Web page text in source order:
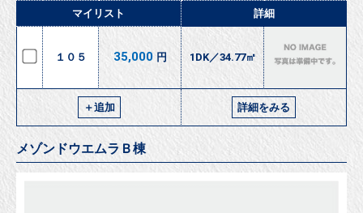
マイリスト 詳細
１０５ 35,000 円 1DK／34.77㎡
＋追加 詳細をみる
メゾンドウエムラＢ棟